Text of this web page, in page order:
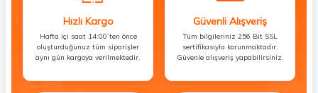
Hızlı Kargo
Hafta içi saat 14:00’ten önce
oluşturduğunuz tüm siparişler
aynı gün kargoya verilmektedir.
Güvenli Alışveriş
Tüm bilgileriniz 256 Bit SSL
sertifikasıyla korunmaktadır.
Güvenle alışveriş yapabilirsiniz.